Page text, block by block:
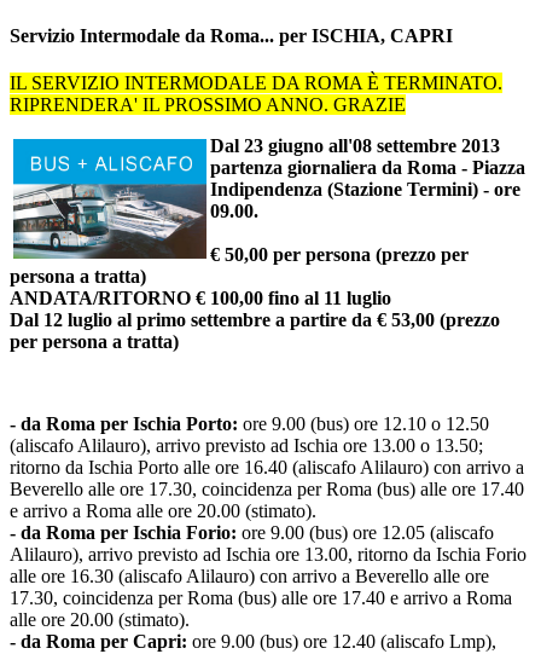
Servizio Intermodale da Roma... per ISCHIA, CAPRI
IL SERVIZIO INTERMODALE DA ROMA È TERMINATO.
RIPRENDERA' IL PROSSIMO ANNO. GRAZIE
Dal 23 giugno all'08 settembre 2013
partenza giornaliera da Roma - Piazza
Indipendenza (Stazione Termini) - ore
09.00.
€ 50,00 per persona (prezzo per
persona a tratta)
ANDATA/RITORNO € 100,00 fino al 11 luglio
Dal 12 luglio al primo settembre a partire da € 53,00 (prezzo
per persona a tratta)
- da Roma per Ischia Porto: ore 9.00 (bus) ore 12.10 o 12.50
(aliscafo Alilauro), arrivo previsto ad Ischia ore 13.00 o 13.50;
ritorno da Ischia Porto alle ore 16.40 (aliscafo Alilauro) con arrivo a
Beverello alle ore 17.30, coincidenza per Roma (bus) alle ore 17.40
e arrivo a Roma alle ore 20.00 (stimato).
- da Roma per Ischia Forio: ore 9.00 (bus) ore 12.05 (aliscafo
Alilauro), arrivo previsto ad Ischia ore 13.00, ritorno da Ischia Forio
alle ore 16.30 (aliscafo Alilauro) con arrivo a Beverello alle ore
17.30, coincidenza per Roma (bus) alle ore 17.40 e arrivo a Roma
alle ore 20.00 (stimato).
- da Roma per Capri: ore 9.00 (bus) ore 12.40 (aliscafo Lmp),